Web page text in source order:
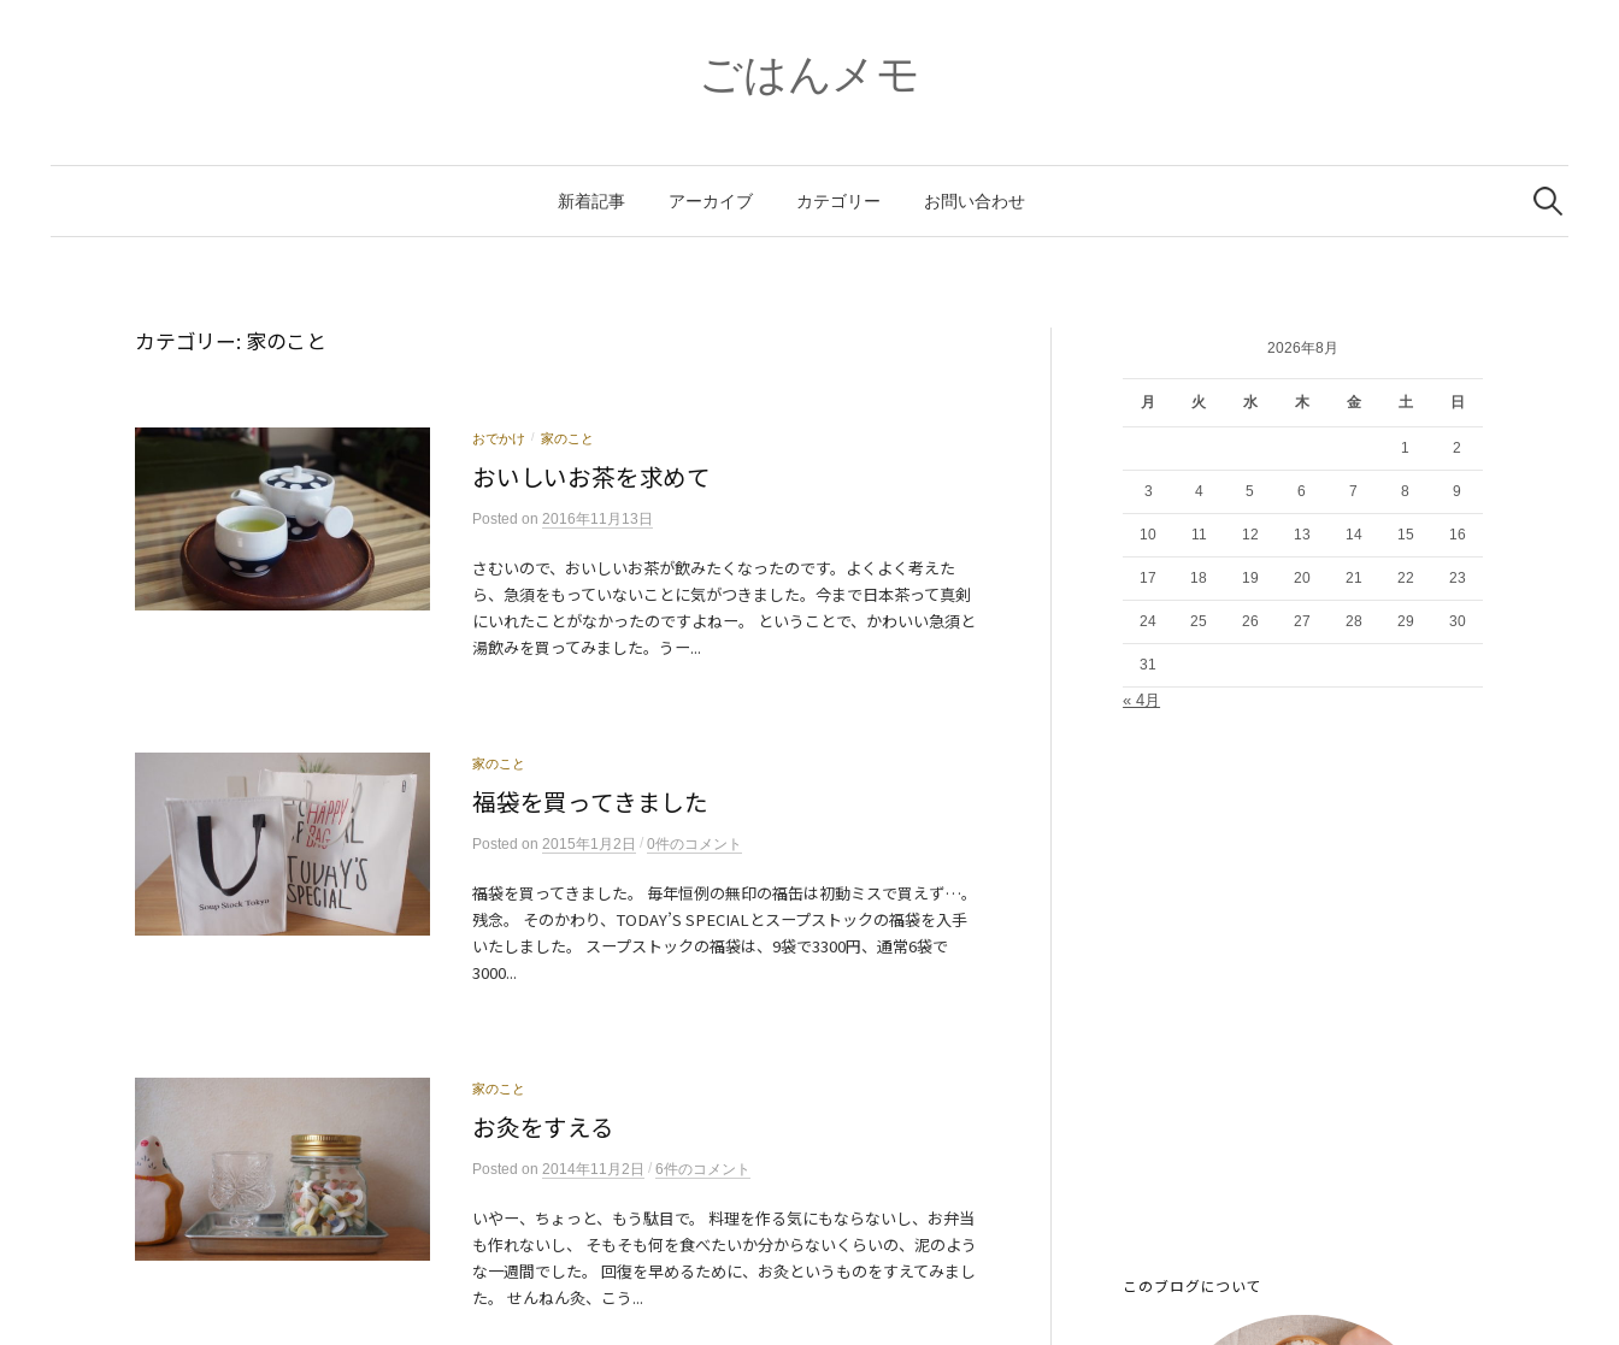
へ
ごはんメモ
新着記事 アーカイブ カテゴリー お問い合わせ
索:
カテゴリー: 家のこと
おでかけ / 家のこと
おいしいお茶を求めて
Posted on 2016年11月13日
さむいので、おいしいお茶が飲みたくなったのです。よくよく考えた
ら、急須をもっていないことに気がつきました。今まで日本茶って真剣
にいれたことがなかったのですよねー。 ということで、かわいい急須と
湯飲みを買ってみました。うー...
家のこと
福袋を買ってきました
Posted on 2015年1月2日 / 0件のコメント
福袋を買ってきました。 毎年恒例の無印の福缶は初動ミスで買えず…。
残念。 そのかわり、TODAY’S SPECIALとスープストックの福袋を入手
いたしました。 スープストックの福袋は、9袋で3300円、通常6袋で
3000...
家のこと
お灸をすえる
Posted on 2014年11月2日 / 6件のコメント
いやー、ちょっと、もう駄目で。 料理を作る気にもならないし、お弁当
も作れないし、 そもそも何を食べたいか分からないくらいの、泥のよう
な一週間でした。 回復を早めるために、お灸というものをすえてみまし
た。 せんねん灸、こう...
2026年8月
月 火 水 木 金 土 日
1 2
3 4 5 6 7 8 9
10 11 12 13 14 15 16
17 18 19 20 21 22 23
24 25 26 27 28 29 30
31
« 4月
このブログについて